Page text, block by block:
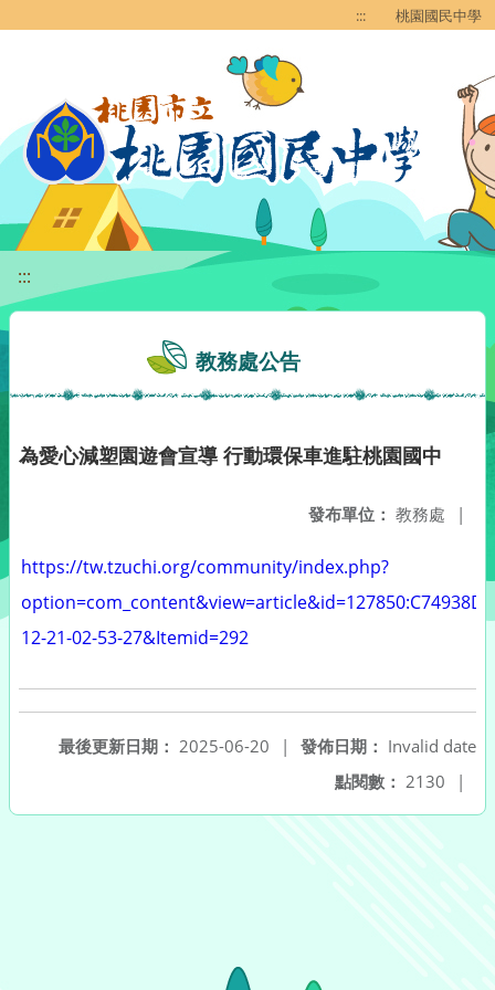
::: 桃園國民中學
:::
教務處公告
為愛心減塑園遊會宣導 行動環保車進駐桃園國中
發布單位： 教務處 |
https://tw.tzuchi.org/community/index.php?
12-21-02-53-27&Itemid=292
發佈日期： Invalid date
最後更新日期： 2025-06-20
|
點閱數： 2130 |